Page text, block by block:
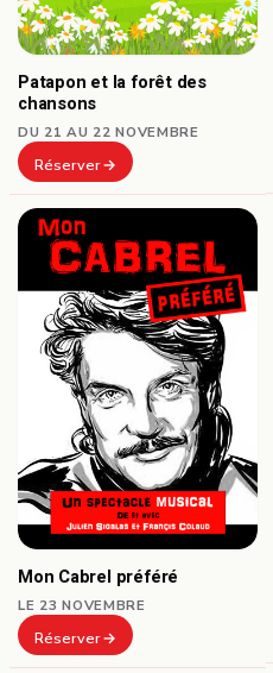
Patapon et la forêt des
chansons
DU 21 AU 22 NOVEMBRE
Réserver
Mon Cabrel préféré
LE 23 NOVEMBRE
Réserver